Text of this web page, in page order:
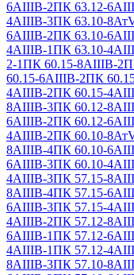
6АIIIВ-2ПК 63.12-
4АIIIВ-3ПК 63.10-
6АIIIВ-2ПК 63.10-
4АIIIВ-1ПК 63.10-
2-1ПК 60.15-8АIIIВ-2
60.15-6АIIIВ-2ПК
4АIIIВ-2ПК 60.15-
8АIIIВ-3ПК 60.12-
6АIIIВ-2ПК 60.12-
4АIIIВ-2ПК 60.10-
8АIIIВ-4ПК 60.10-
6АIIIВ-3ПК 60.10-
4АIIIВ-3ПК 57.15-
8АIIIВ-4ПК 57.15-
6АIIIВ-3ПК 57.15-
4АIIIВ-2ПК 57.12-
6АIIIВ-1ПК 57.12-
4АIIIВ-1ПК 57.12-
8АIIIВ-3ПК 57.10-